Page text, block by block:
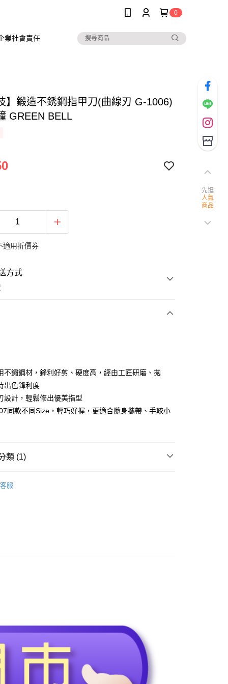
0
業社會責任
】鍛造不銹鋼指甲刀(曲線刃 G-1006)
GREEN BELL
用折價券
方式
不鏽鋼材，鋒利好剪、硬度高，經由工匠研磨、拋
出色鋒利度
設計，輕鬆修出優美指型
同款不同Size，輕巧好握，更適合隨身攜帶、手較小
類 (1)
客服
先逛
人氣
商品